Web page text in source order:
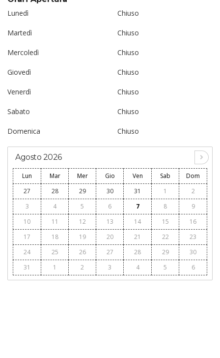
Lunedì
Chiuso
Martedì Chiuso
Mercoledì Chiuso
Giovedì Chiuso
Venerdì Chiuso
Sabato Chiuso
Domenica Chiuso
Agosto 2026
Lun Mar Mer Gio Ven Sab
Dom
27
28 29 30 31 1
2
3
4 5 6 7 8
9
10
11 12 13 14 15
16
17
18 19 20 21 22
23
24
25 26 27 28 29
30
31
1 2 3 4 5 6